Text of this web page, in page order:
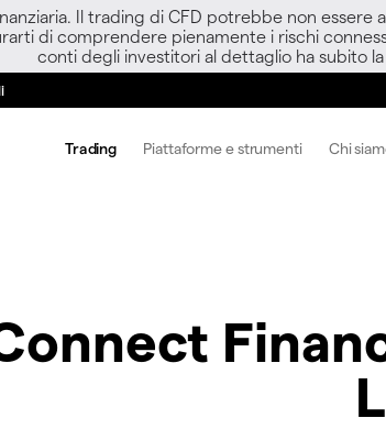
Il trading di CFD potrebbe non
di comprendere pienamente i rischi
conti degli investitori al dettaglio ha subito
Trading Piattaforme e strumenti Chi